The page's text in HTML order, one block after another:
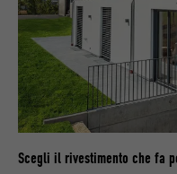
Scegli il rivestimento che fa
DECORSO 1 giorno
SCOPO
NOME lissc